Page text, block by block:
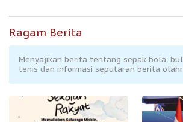
Ragam Berita
Menyajikan berita tentang sepak bola,
tenis dan informasi seputaran berita